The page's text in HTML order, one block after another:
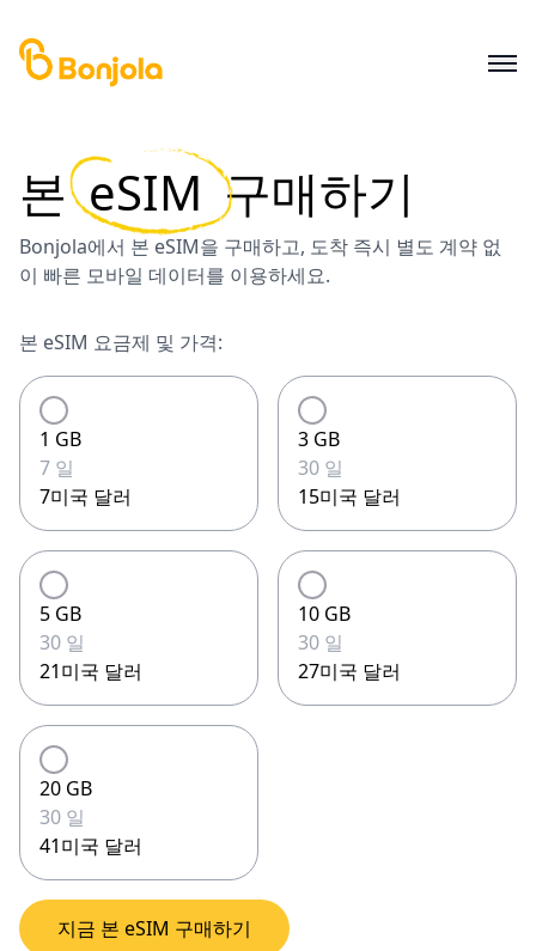
본 eSIM 구매하기
Bonjola에서 본 eSIM을 구매하고, 도착 즉시 별도 계약 없
이 빠른 모바일 데이터를 이용하세요.
본 eSIM 요금제 및 가격:
1 GB
7 일
7미국 달러
3 GB
30 일
15미국 달러
5 GB
30 일
21미국 달러
10 GB
30 일
27미국 달러
20 GB
30 일
41미국 달러
지금 본 eSIM 구매하기